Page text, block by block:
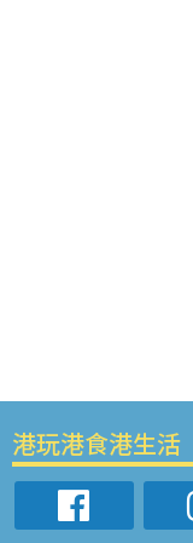
港玩港食港生活